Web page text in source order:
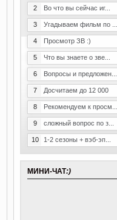
2 Во что вы сейчас иг...
3 Угадываем фильм по ...
4 Просмотр ЗВ :)
5 Что вы знаете о зве...
6 Вопросы и предложен...
7 Досчитаем до 12 000
8 Рекомендуем к просм...
9 сложный вопрос по з...
10 1-2 сезоны + вэб-эп...
МИНИ-ЧАТ:)